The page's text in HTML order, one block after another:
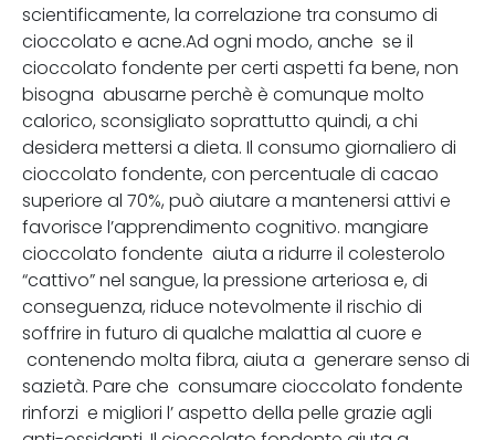
scientificamente, la correlazione tra consumo di
cioccolato e acne.Ad ogni modo, anche se il
cioccolato fondente per certi aspetti fa bene, non
bisogna abusarne perchè è comunque molto
calorico, sconsigliato soprattutto quindi, a chi
desidera mettersi a dieta. Il consumo giornaliero di
cioccolato fondente, con percentuale di cacao
superiore al 70%, può aiutare a mantenersi attivi e
favorisce l’apprendimento cognitivo. mangiare
cioccolato fondente aiuta a ridurre il colesterolo
“cattivo” nel sangue, la pressione arteriosa e, di
conseguenza, riduce notevolmente il rischio di
soffrire in futuro di qualche malattia al cuore e
contenendo molta fibra, aiuta a generare senso di
sazietà. Pare che consumare cioccolato fondente
rinforzi e migliori l’ aspetto della pelle grazie agli